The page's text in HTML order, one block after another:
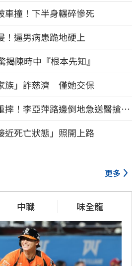
車撞！下半身輾碎慘死
！逼男病患跪地硬上
陳時中『根本先知』
族」詐慈濟 僅她交保
摔！李亞萍路邊倒地急送醫搶
近死亡狀態」照開上路
更多
中職 味全龍